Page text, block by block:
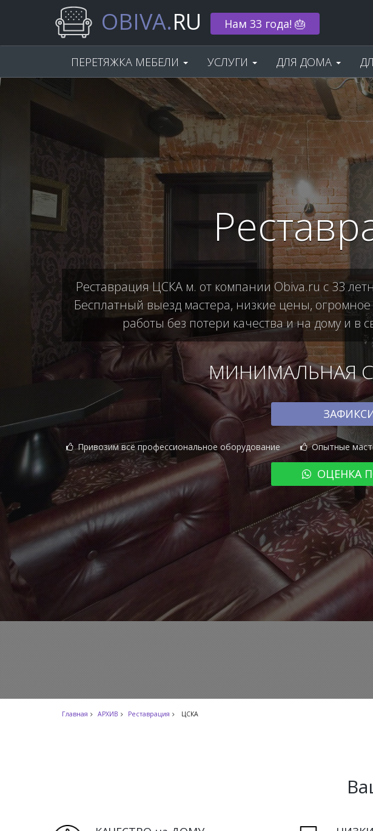
OBIVA.RU 🌟 Скидка 33% 🌟
ПЕРЕТЯЖКА МЕБЕЛИ УСЛУГИ ДЛЯ ДОМА
Реставрация ЦСКА м. от компании Obiva.ru с 33
Бесплатный выезд мастера, низкие цены,
работы без потери качества и на дому и в
МИНИМАЛЬНАЯ
Привозим всё профессиональное оборудование Опытные
ОЦЕНКА
Главная АРХИВ Реставрация ЦСКА